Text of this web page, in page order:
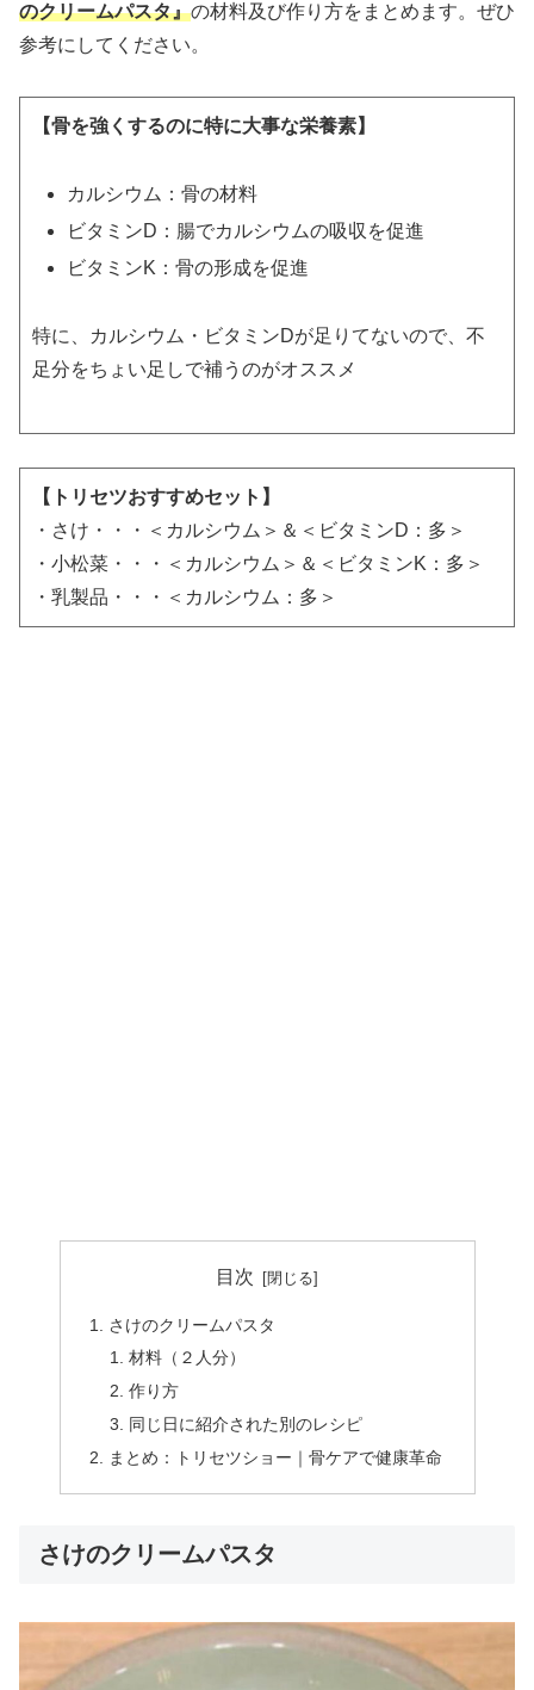
のクリームパスタ』の材料及び作り方をまとめます。ぜひ
参考にしてください。
【骨を強くするのに特に大事な栄養素】
カルシウム：骨の材料
ビタミンD：腸でカルシウムの吸収を促進
ビタミンK：骨の形成を促進
特に、カルシウム・ビタミンDが足りてないので、不
足分をちょい足しで補うのがオススメ
【トリセツおすすめセット】
・さけ・・・＜カルシウム＞＆＜ビタミンD：多＞
・小松菜・・・＜カルシウム＞＆＜ビタミンK：多＞
・乳製品・・・＜カルシウム：多＞
目次
さけのクリームパスタ
材料（２人分）
作り方
同じ日に紹介された別のレシピ
まとめ：トリセツショー｜骨ケアで健康革命
さけのクリームパスタ